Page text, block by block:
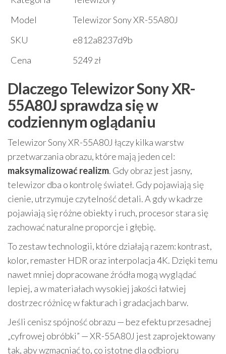
Model
Telewizor Sony XR-55A80J
SKU
e812a8237d9b
Cena
5249 zł
Dlaczego Telewizor Sony XR-
55A80J sprawdza się w
codziennym oglądaniu
Telewizor Sony XR-55A80J łączy kilka warstw
przetwarzania obrazu, które mają jeden cel:
maksymalizować realizm. Gdy obraz jest jasny,
telewizor dba o kontrolę świateł. Gdy pojawiają się
cienie, utrzymuje czytelność detali. A gdy w kadrze
pojawiają się różne obiekty i ruch, procesor stara się
zachować naturalne proporcje i głębię.
To zestaw technologii, które działają razem: kontrast,
kolor, remaster HDR oraz interpolacja 4K. Dzięki temu
nawet mniej dopracowane źródła mogą wyglądać
lepiej, a w materiałach wysokiej jakości łatwiej
dostrzec różnicę w fakturach i gradacjach barw.
Jeśli cenisz spójność obrazu — bez efektu przesadnej
„cyfrowej obróbki” — XR-55A80J jest zaprojektowany
tak, aby wzmacniać to, co istotne dla odbioru